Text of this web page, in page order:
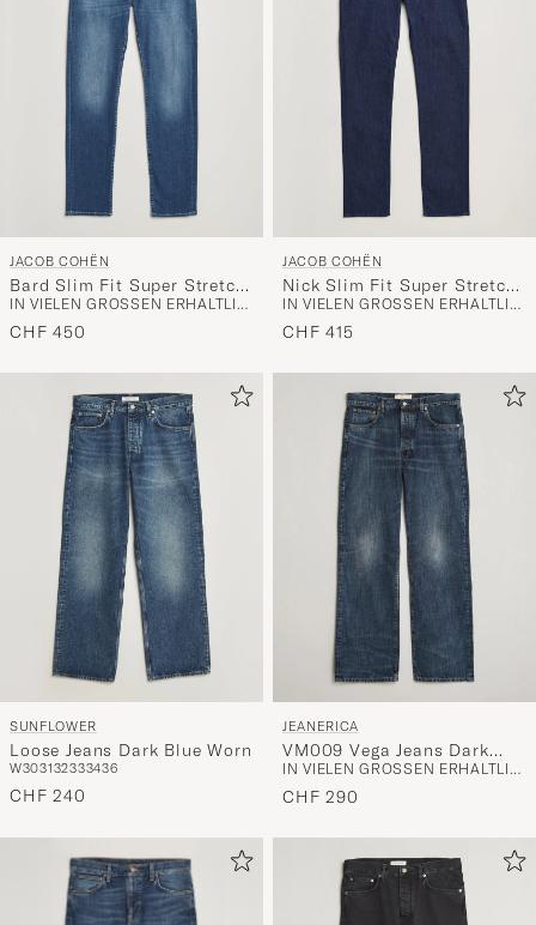
JACOB COHËN
Bard Slim Fit Super Stretch
Jeans Light Vintage
IN VIELEN GRÖSSEN ERHÄLTLICH
CHF 450
JACOB COHËN
Nick Slim Fit Super Stretch
Jeans Rinse Wash
IN VIELEN GRÖSSEN ERHÄLTLICH
CHF 415
SUNFLOWER
Loose Jeans Dark Blue Worn
W303132333436
CHF 240
JEANERICA
VM009 Vega Jeans Dark
Blue Righe
IN VIELEN GRÖSSEN ERHÄLTLICH
CHF 290